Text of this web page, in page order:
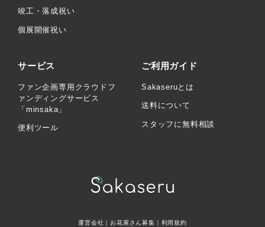
竣工・落成祝い
個展開催祝い
サービス
ファン企画専用クラウドフ
ァンディングサービス
「minsaka」
便利ツール
ご利用ガイド
Sakaseruとは
送料について
スタッフに無料相談
運営会社 ｜お花屋さん募集 利用規約